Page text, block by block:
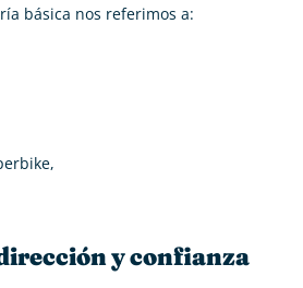
básica nos referimos a:
y confianza